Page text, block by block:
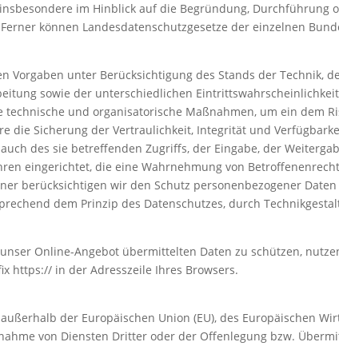
insbesondere im Hinblick auf die Begründung,
können Landesdatenschutzgesetze der einzelnen
Vorgaben unter Berücksichtigung des Stands der Technik,
sowie der unterschiedlichen
und organisatorische Maßnahmen, um ein dem
die Sicherung der Vertraulichkeit, Integrität und
des sie betreffenden Zugriffs, der Eingabe, der
eingerichtet, die eine Wahrnehmung von
berücksichtigen wir den Schutz personenbezogener
dem Prinzip des Datenschutzes, durch
Online-Angebot übermittelten Daten zu schützen,
https:// in der Adresszeile Ihres Browsers.
der Europäischen Union (EU), des Europäischen
von Diensten Dritter oder der Offenlegung bzw.